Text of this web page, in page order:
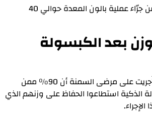
يبلغ الوزن المفقود من جرّاء عملية بالون المعدة حوالي 40
بعد الكبسولة
أثبتت الدراسات التي أُجريت على مرضى السمنة أن 90% ممن
الذكية استطاعوا الحفاظ على وزنهم الذي